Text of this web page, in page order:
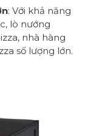
: Với khả năng
lò nướng
nhà hàng
số lượng lớn.